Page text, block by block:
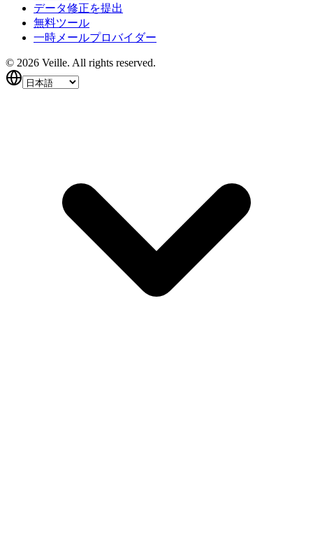
データ修正を提出
無料ツール
一時メールプロバイダー
© 2026 Veille. All rights reserved.